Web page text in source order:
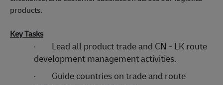
products.
Key Tasks
·
Lead all product trade and CN - LK route
development management activities.
·
Guide countries on trade and route